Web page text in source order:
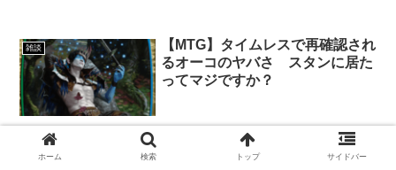
雑談
【MTG】タイムレスで再確認され
るオーコのヤバさ スタンに居た
ってマジですか？
259: 名無しプレイヤー＠手札いっぱい。 (ﾜｯﾁｮｲ 3d03-C3j7 )
2023/12/14(木) 19:44:30.47 ID:Ox9UWN/10 ラガバンってカード異常
すぎんか？これ実装時のスタンダードにいたのか？ 268:...
ホーム 検索 トップ サイドバー